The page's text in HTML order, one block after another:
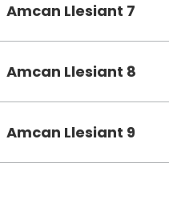
Amcan Llesiant 7
Amcan Llesiant 8
Amcan Llesiant 9